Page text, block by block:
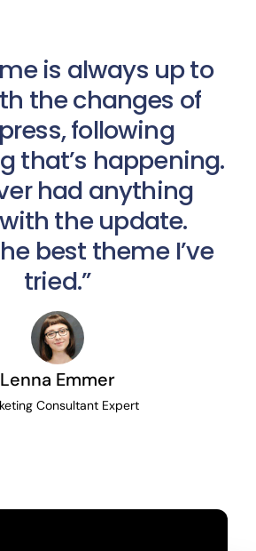
is always up to
the changes of
following
that’s happening.
had anything
the update.
best theme I’ve
tried.”
Lenna Emmer
Consultant Expert